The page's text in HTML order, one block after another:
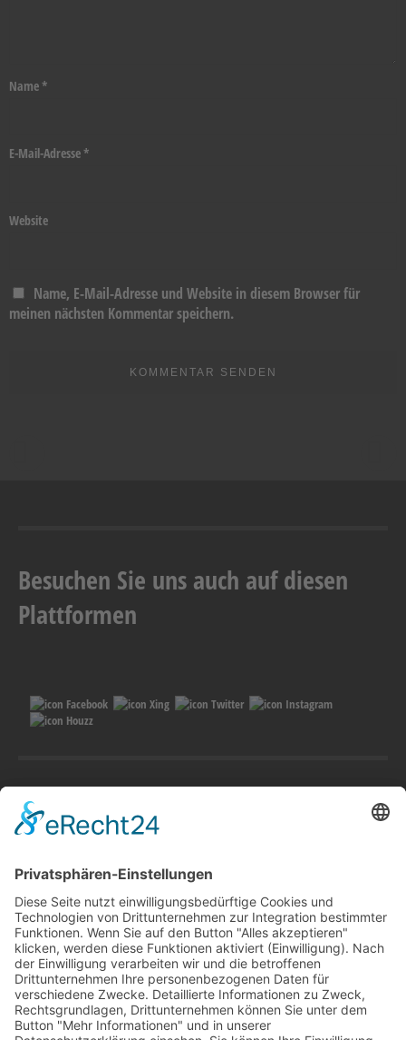
Name*
E-Mail-Adresse*
Website
Name, E-Mail-Adresse und Website in diesem Browser für
meinen nächsten Kommentar speichern.
Besuchen Sie uns auch auf diesen
Plattformen
Öffnungszeiten Ausstellung
Montag bis Freitag:
08:00 Uhr bis 12:00 Uhr
14:00 Uhr bis 17:30 Uhr
Schausonntag*
13:00 Uhr bis 17:00 Uhr
*Ohne Beratung und Verkauf. Wenn der Schausonntag nicht stattfindet
informieren wir auf der Startseite unserer Homepage www.vil.de.